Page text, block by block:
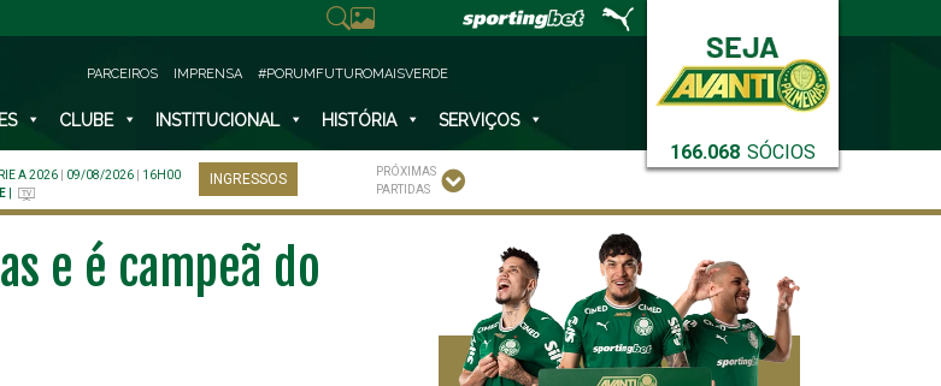
166.068 SÓCIOS
PARCEIROS IMPRENSA #PORUMFUTUROMAISVERDE
CLUBE INSTITUCIONAL HISTÓRIA SERVIÇOS
A 2026 09/08/2026
16H00
INGRESSOS
PRÓXIMAS
PARTIDAS
e é campeã do